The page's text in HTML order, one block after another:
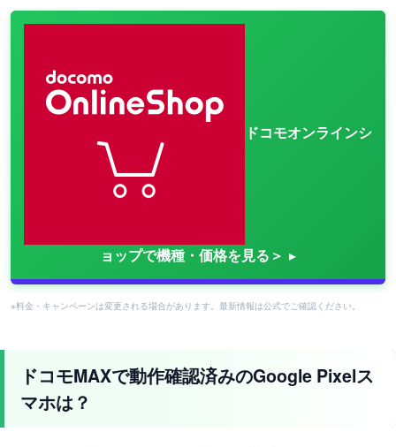
ドコモオンラインシ
ョップで機種・価格を見る＞
※料金・キャンペーンは変更される場合があります。最新情報は公式でご確認ください。
ドコモMAXで動作確認済みのGoogle Pixelス
マホは？